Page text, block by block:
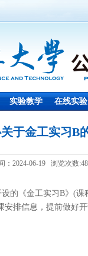
实验教学 在线实验
于金工实习B
：2024-06-19 浏览次数:
的《金工实习B》(课
排信息，提前做好